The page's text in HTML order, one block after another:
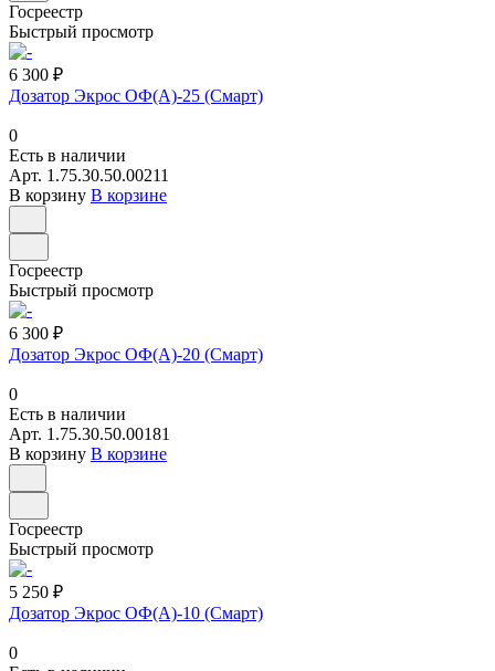
Госреестр
Быстрый просмотр
6 300 ₽
Дозатор Экрос ОФ(А)-25 (Смарт)
0
Есть в наличии
Арт. 1.75.30.50.00211
В корзину В корзине
Госреестр
Быстрый просмотр
6 300 ₽
Дозатор Экрос ОФ(А)-20 (Смарт)
0
Есть в наличии
Арт. 1.75.30.50.00181
В корзину В корзине
Госреестр
Быстрый просмотр
5 250 ₽
Дозатор Экрос ОФ(А)-10 (Смарт)
0